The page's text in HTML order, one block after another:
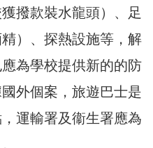
撥款裝水龍頭）、足
）、探熱設施等，解
為學校提供新的的防
外個案，旅遊巴士是
運輸署及衞生署應為